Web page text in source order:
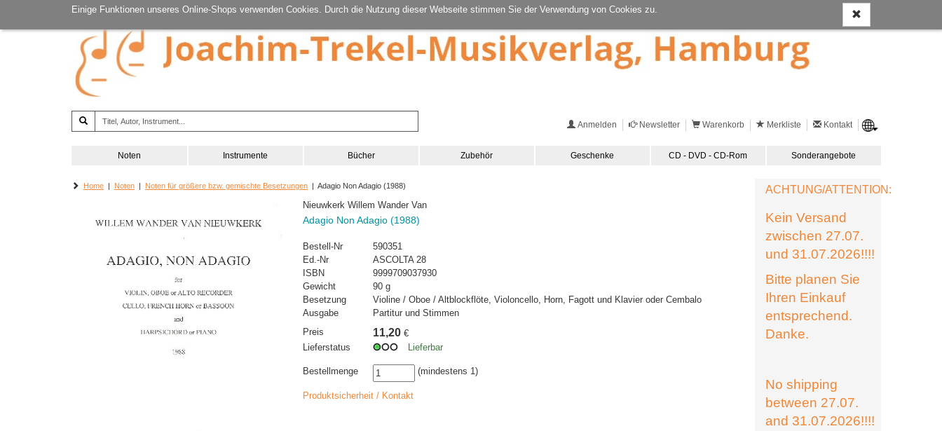
Einige Funktionen unseres Online-Shops verwenden Cookies. Durch die Nutzung dieser Webseite stimmen Sie der Verwendung von Cookies zu.
Anmelden Newsletter Warenkorb Merkliste Kontakt
Noten Instrumente Bücher Zubehör Geschenke CD - DVD - CD-Rom Sonderangebote
Home | Noten | Noten für größere bzw. gemischte Besetzungen | Adagio Non Adagio (1988)
Nieuwkerk Willem Wander Van
Adagio Non Adagio (1988)
Bestell-Nr
590351
Ed.-Nr
ASCOLTA 28
ISBN
9999709037930
Gewicht
90 g
Besetzung
Violine / Oboe / Altblockflöte, Violoncello, Horn, Fagott und Klavier oder Cembalo
Ausgabe
Partitur und Stimmen
Preis
11,20 €
Lieferstatus
Lieferbar
Bestellmenge (mindestens 1)
Produktsicherheit / Kontakt
ACHTUNG/ATTENTION:
Kein Versand
zwischen 27.07.
und 31.07.2026!!!!
Bitte planen Sie
Ihren Einkauf
entsprechend.
Danke.
No shipping
between 27.07.
and 31.07.2026!!!!